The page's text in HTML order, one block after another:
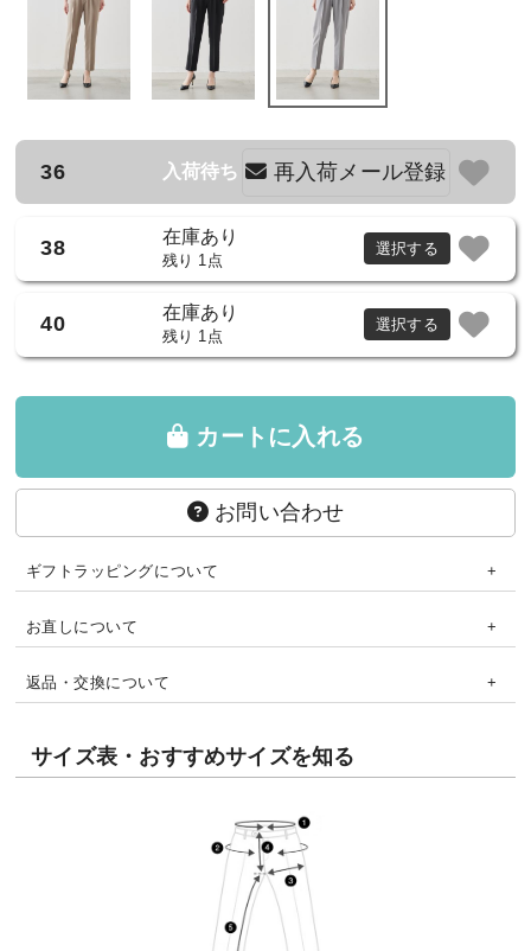
36 入荷待ち 再入荷メール登録
38 在庫あり
残り 1点
選択する
40 在庫あり
残り 1点
選択する
カートに入れる
お問い合わせ
ギフトラッピングについて
お直しについて
返品・交換について
サイズ表・おすすめサイズを知る